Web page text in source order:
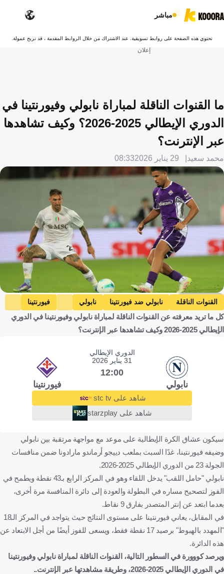
مباشر
تحتوي هذه الصفحة على روابط تسويقية. عند الاشتراك من خلال الروابط المقدمة ، قد نربح عمولة.
إعلان
ما القنوات الناقلة لمباراة نابولي وفيورنتينا في
الدوري الإيطالي 2025-2026؟ وكيف تشاهدها
عبر الإنترنت؟
محمد سعيد 29 يناير 2026 08:33
Getty Images
القنوات الناقلة نابولي ضد فيورنتينا نابولي
فيورنتينا
الدوري الإيطالي
إيطاليا كرة قدم
كل ما تريد معرفته عن القنوات الناقلة لمباراة نابولي وفيورنتينا في الدوري
الإيطالي 2025-2026 وكيف تشاهدها عبر الإنترنت؟
الدوري الإيطالي
نابولي
31 يناير 2026
12:00
فيورنتينا
شاهد على stc tv
شاهد على starzplay
سيكون عشاق الكرة الإيطالية على موعد مع مواجهة مرتقبة بين نابولي
وضيفه فيورنتينا، غدًا السبت بملعب دييجو أرماندو مارادونا ضمن منافسات
الجولة 23 من الدوري الإيطالي 2025-2026.
نابولي "حامل اللقب" يدخل اللقاء وهو في المركز الرابع بـ43 نقطة ويطمح في
الفوز لتصحيح مساره في البطولة والعودة إلى دائرة المنافسة مرة أخرى،
بعدما ابتعد عن إنتر المتصدر بفارق 9 نقاط.
في المقابل، يعاني فيورنتينا على مستوى النتائج حيث يتواجد في المركز الـ18
"المهدد بالهبوط" برصيد 17 نقطة فقط، ويسعى للفوز أيضًا من أجل الابتعاد عن
هذه الدائرة.
ويرصد كووورة في السطور التالية، القنوات الناقلة لمباراةنابولي وفيورنتينا
في الدوري الإيطالي 2025-2026، وطريقة مشاهدتها عبر الإنترنت..